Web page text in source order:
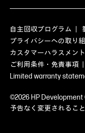
自主回収プログラム
プライバシーへの取り
カスタマーハラスメン
ご利用条件・免責事項
Limited warranty
©2026 HP
予告なく変更されるこ